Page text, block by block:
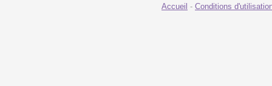
Accueil - Conditions